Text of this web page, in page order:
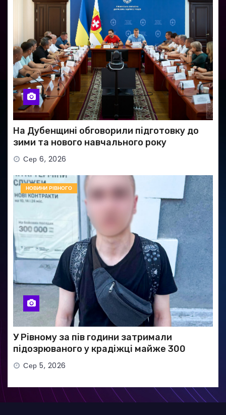
На Дубенщині обговорили підготовку до
зими та нового навчального року
Сер 6, 2026
НОВИНИ РІВНОГО
У Рівному за пів години затримали
підозрюваного у крадіжці майже 300
тисяч гривень
Сер 5, 2026